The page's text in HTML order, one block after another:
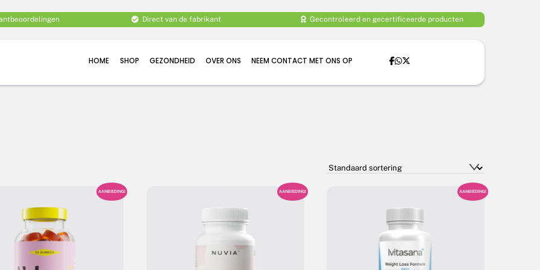
Direct van de fabrikant Gecontroleerd en gecertificeerde producten
HOME SHOP GEZONDHEID OVER ONS NEEM CONTACT MET ONS OP
AANBIEDING! AANBIEDING! AANBIEDING!